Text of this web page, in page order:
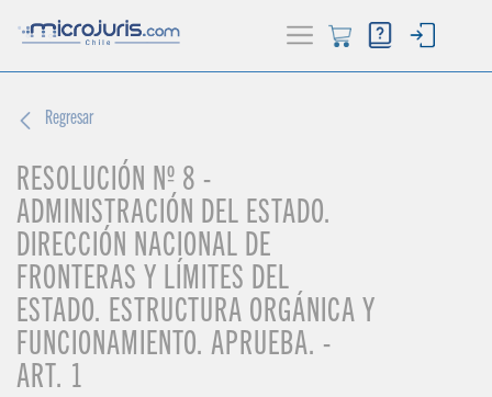
ACTUALIDAD
BUSCADOR
HERRAMIENTAS
Regresar
RESOLUCIÓN Nº 8 -
ADMINISTRACIÓN DEL ESTADO.
DIRECCIÓN NACIONAL DE
FRONTERAS Y LÍMITES DEL
ESTADO. ESTRUCTURA ORGÁNICA Y
FUNCIONAMIENTO. APRUEBA. -
ART. 1